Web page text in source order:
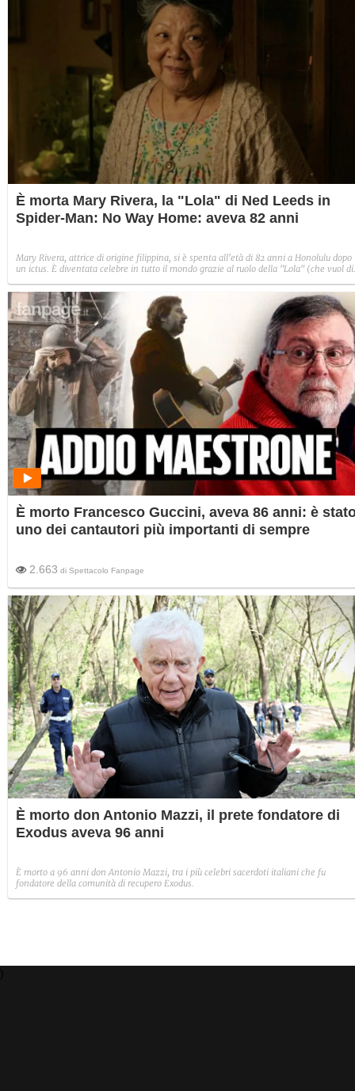
È morta Mary Rivera, la "Lola" di Ned Leeds in
Spider-Man: No Way Home: aveva 82 anni
Mary Rivera, attrice di origine filippina, si è spenta all'età di 82 anni a Honolulu dopo
un ictus. È diventata celebre in tutto il mondo grazie al ruolo della "Lola" (che vuol
Holland, Andrew Garfield e Tobey Maguire.
È morto Francesco Guccini, aveva 86 anni: è
uno dei cantautori più importanti di sempre
2.663 di Spettacolo Fanpage
È morto don Antonio Mazzi, il prete fondatore di
Exodus aveva 96 anni
È morto a 96 anni don Antonio Mazzi, tra i più celebri sacerdoti italiani che fu
fondatore della comunità di recupero Exodus.